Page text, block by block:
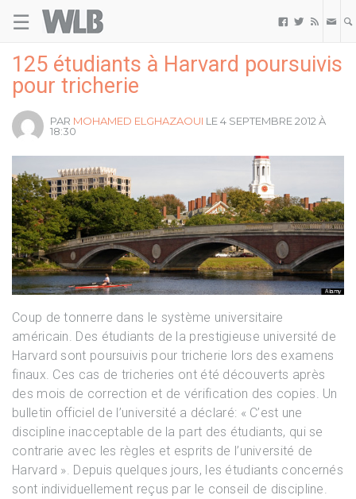
☰   
125 étudiants à Harvard poursuivis
pour tricherie
PAR MOHAMED ELGHAZAOUI LE 4 SEPTEMBRE 2012 À
18:30
Coup de tonnerre dans le système universitaire
américain. Des étudiants de la prestigieuse université de
Harvard sont poursuivis pour tricherie lors des examens
finaux. Ces cas de tricheries ont été découverts après
des mois de correction et de vérification des copies. Un
bulletin officiel de l’université a déclaré: « C’est une
discipline inacceptable de la part des étudiants, qui se
contrarie avec les règles et esprits de l’université de
Harvard ». Depuis quelques jours, les étudiants concernés
sont individuellement reçus par le conseil de discipline.